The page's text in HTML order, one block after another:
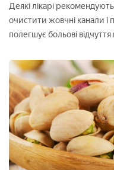
Деякі лікарі
очистити жовчні канали і
полегшує больові відчуття